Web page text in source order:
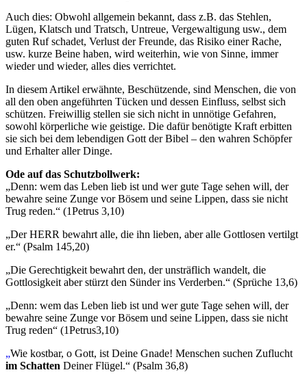
Auch dies: Obwohl allgemein bekannt, dass z.B. das Stehlen,
Lügen, Klatsch und Tratsch, Untreue, Vergewaltigung usw., dem
guten Ruf schadet, Verlust der Freunde, das Risiko einer Rache,
usw. kurze Beine haben, wird weiterhin, wie von Sinne, immer
wieder und wieder, alles dies verrichtet.
In diesem Artikel erwähnte, Beschützende, sind Menschen, die von
all den oben angeführten Tücken und dessen Einfluss, selbst sich
schützen. Freiwillig stellen sie sich nicht in unnötige Gefahren,
sowohl körperliche wie geistige. Die dafür benötigte Kraft erbitten
sie sich bei dem lebendigen Gott der Bibel – den wahren Schöpfer
und Erhalter aller Dinge.
Ode auf das Schutzbollwerk:
„Denn: wem das Leben lieb ist und wer gute Tage sehen will, der
bewahre seine Zunge vor Bösem und seine Lippen, dass sie nicht
Trug reden.“ (1Petrus 3,10)
„Der HERR bewahrt alle, die ihn lieben, aber alle Gottlosen vertilgt
er.“ (Psalm 145,20)
„Die Gerechtigkeit bewahrt den, der unsträflich wandelt, die
Gottlosigkeit aber stürzt den Sünder ins Verderben.“ (Sprüche 13,6)
„Denn: wem das Leben lieb ist und wer gute Tage sehen will, der
bewahre seine Zunge vor Bösem und seine Lippen, dass sie nicht
Trug reden“ (1Petrus3,10)
„Wie kostbar, o Gott, ist Deine Gnade! Menschen suchen Zuflucht
im Schatten Deiner Flügel.“ (Psalm 36,8)